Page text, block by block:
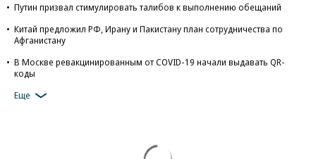
Путин призвал стимулировать талибов к выполнению обещаний
Китай предложил РФ, Ирану и Пакистану план сотрудничества по
Афганистану
В Москве ревакцинированным от COVID-19 начали выдавать QR-
коды
Еще